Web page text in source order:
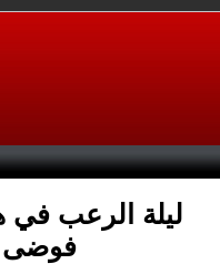
ليلة الرعب في
فوضى